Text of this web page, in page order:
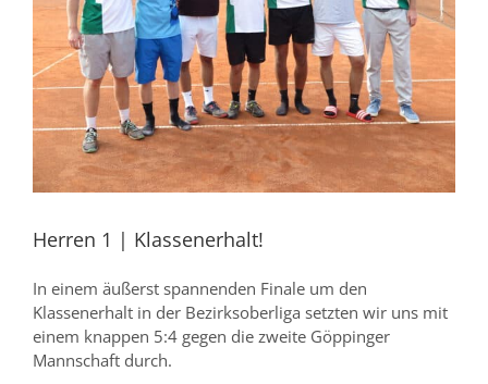
Herren 1 | Klassenerhalt!
In einem äußerst spannenden Finale um den
Klassenerhalt in der Bezirksoberliga setzten wir uns mit
einem knappen 5:4 gegen die zweite Göppinger
Mannschaft durch.